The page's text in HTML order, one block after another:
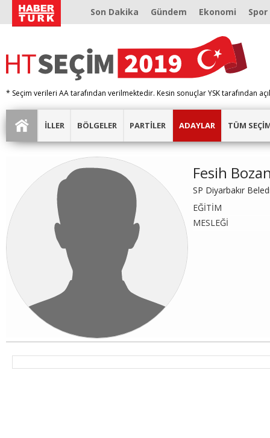
Son Dakika Gündem Ekonomi Spor
* Seçim verileri AA tarafından verilmektedir. Kesin sonuçlar YSK tarafından
İLLER BÖLGELER PARTİLER ADAYLAR TÜM
Fesih
SP Diyarbakır
EĞİTİM
MESLEĞİ